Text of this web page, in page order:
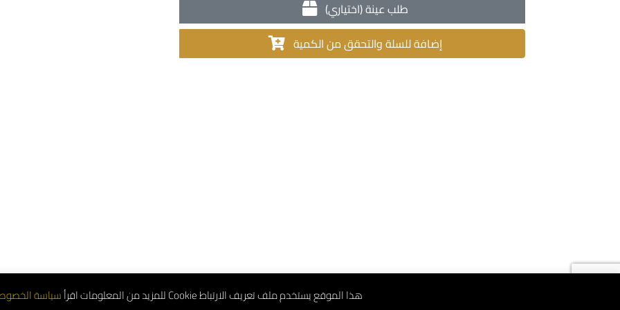
طلب عينة (اختياري)
إضافة للسلة والتحقق من الكمية
هذا الموقع يستخدم ملف تعريف الارتباط Cookie للمزيد من المعلومات اقرأ سياسة